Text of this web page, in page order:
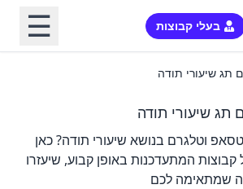
בעלי קבוצות ☰
תג שיעורי תודה
תג שיעורי תודה
וטלגרם בנושא שיעורי תודה? כאן
המתעדכנות באופן קבוע, שיעזרו
שמתאימה לכם